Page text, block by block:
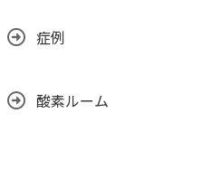
症例
酸素ルーム